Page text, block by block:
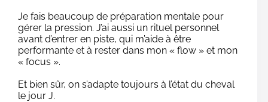
Je fais beaucoup de préparation mentale pour
gérer la pression. J’ai aussi un rituel personnel
avant d’entrer en piste, qui m’aide à être
performante et à rester dans mon « flow » et mon
« focus ».
Et bien sûr, on s’adapte toujours à l’état du cheval
le jour J.